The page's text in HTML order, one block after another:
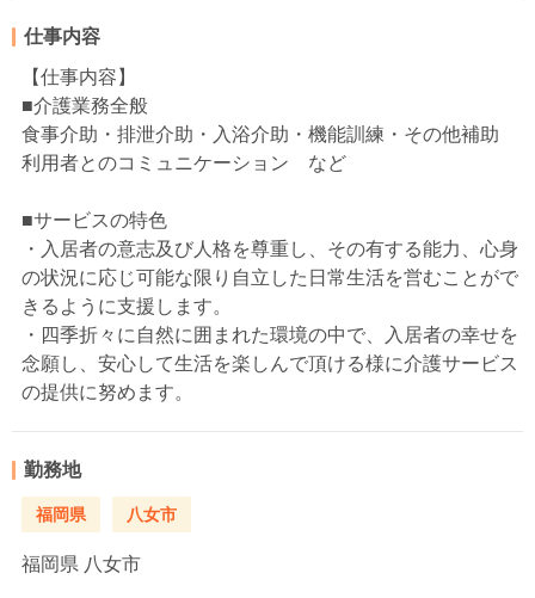
仕事内容
【仕事内容】
■介護業務全般
食事介助・排泄介助・入浴介助・機能訓練・その他補助
利用者とのコミュニケーション など
■サービスの特色
・入居者の意志及び人格を尊重し、その有する能力、心身
の状況に応じ可能な限り自立した日常生活を営むことがで
きるように支援します。
・四季折々に自然に囲まれた環境の中で、入居者の幸せを
念願し、安心して生活を楽しんで頂ける様に介護サービス
の提供に努めます。
勤務地
福岡県 八女市
福岡県 八女市